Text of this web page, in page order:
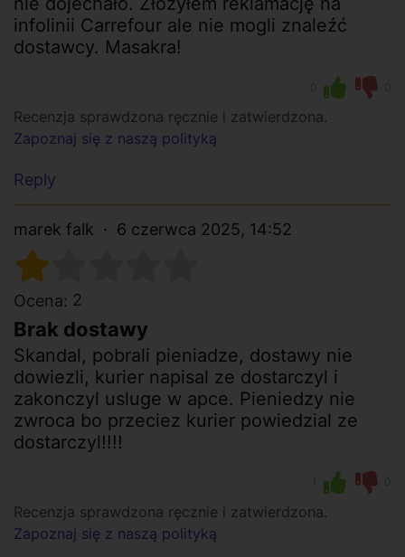
infolinii Carrefour ale nie mogli znaleźć
dostawcy. Masakra!
Recenzja sprawdzona ręcznie i zatwierdzona.
Zapoznaj się z naszą polityką
Reply
marek falk 6 czerwca 2025, 14:52
Ocena: 2
Brak dostawy
Skandal, pobrali pieniadze, dostawy nie
dowiezli, kurier napisal ze dostarczyl i
zakonczyl usluge w apce. Pieniedzy nie
zwroca bo przeciez kurier powiedzial ze
dostarczyl!!!!
Recenzja sprawdzona ręcznie i zatwierdzona.
Zapoznaj się z naszą polityką